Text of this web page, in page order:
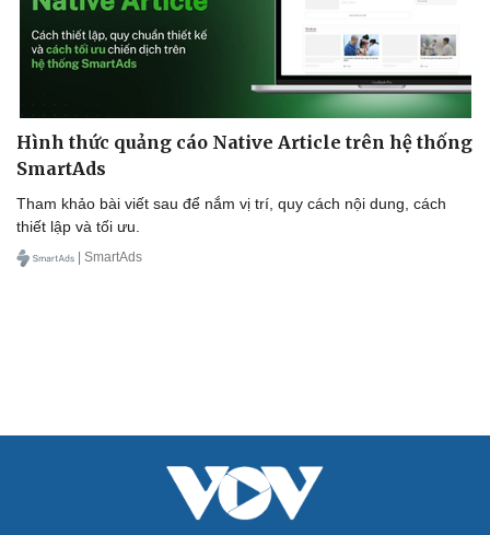
Cải chính
Hình thức quảng cáo Native Article trên hệ thống
SmartAds
Tham khảo bài viết sau để nắm vị trí, quy cách nội dung, cách
thiết lập và tối ưu.
| SmartAds